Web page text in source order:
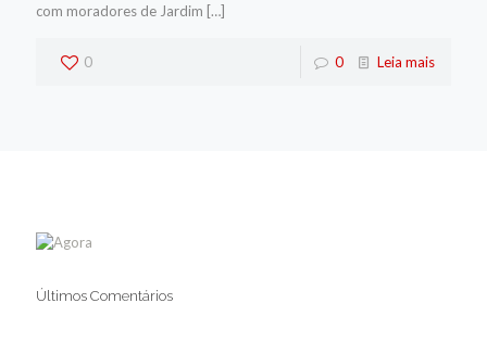
com moradores de Jardim […]
0 0 Leia mais
Últimos Comentários